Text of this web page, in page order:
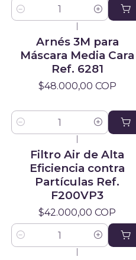
Cantidad
|
Arnés 3M para
Máscara Media Cara
Ref. 6281
$48.000,00 COP
Cantidad
Filtro Air de Alta
Eficiencia contra
Partículas Ref.
F200VP3
$42.000,00 COP
Cantidad